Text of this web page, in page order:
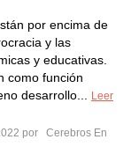
por encima de
y las
y educativas.
como función
desarrollo...
Leer
por
Cerebros En